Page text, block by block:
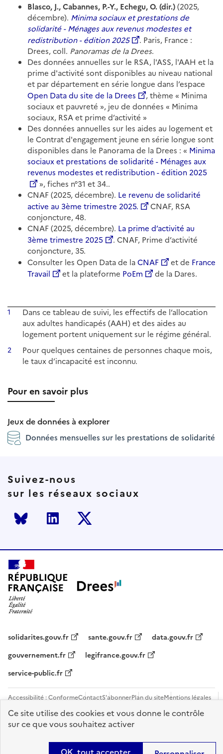
Blasco, J., Cabannes, P.-Y., Echegu, O. (dir.)(2025,
décembre). Minima sociaux et prestations de
solidarité - Ménages aux revenus modestes et
redistribution - édition 2025
. Paris, France :
Drees, coll. Panoramas de la Drees.
Des données annuelles sur le RSA, l'ASS, l'AAH et la
prime d'activité sont disponibles au niveau national
et par département en série longue dans l’espace
Open Data du site de la Drees
, thème « Minima
sociaux et pauvreté », jeu de données « Minima
sociaux, RSA et prime d’activité »
Des données annuelles sur les aides au logement et
le Contrat d'engagement jeune en série longue sont
disponibles dans le Panorama de la Drees : « Minima
sociaux et prestations de solidarité - Ménages aux
revenus modestes et redistribution - édition 2025
», fiches n°31 et 34..
CNAF (2025, décembre). Le revenu de solidarité
active au 3ème trimestre 2025.
CNAF, RSA
conjoncture, 48.
CNAF (2025, décembre). La prime d’activité au
3ème trimestre 2025
. CNAF, Prime d’activité
conjoncture, 35.
Consulter les Open Data de laCNAF et de France
Travail
et la plateforme PoEm de la Dares.
1
Dans ce tableau de suivi, les effectifs de l’allocation
aux adultes handicapés (AAH) et des aides au
logement portent uniquement sur le régime général.
2
Pour quelques centaines de personnes chaque mois,
le taux d’incapacité est inconnu.
Pour en savoir plus
Jeux de données à explorer
Données mensuelles sur les prestations de solidarité
Suivez-nous
sur les réseaux sociaux
Bluesky LinkedInTwitter
solidarites.gouv.fr sante.gouv.fr
data.gouv.fr
gouvernement.fr
legifrance.gouv.fr
service-public.fr
Accessibilité : ConformeContactS'abonnerPlan du siteMentions légales
Flux RSS
Recrutements
Sauf mention contraire, tous les contenus de ce site sont sous
Ce site utilise des cookies et vous donne le contrôle
sur ce que vous souhaitez activer